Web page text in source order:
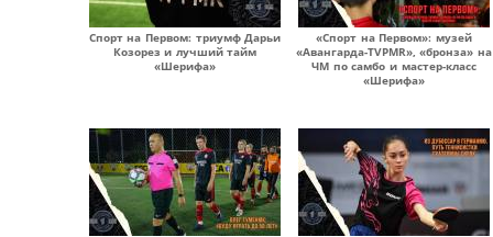
Спорт на Первом: триумф Дарьи
Козорез и лучший тайм
«Шерифа»
«Спорт на Первом»: музей
«Авангарда-TVPMR», «бронза» на
ЧМ по самбо и мастер-класс
«Шерифа»